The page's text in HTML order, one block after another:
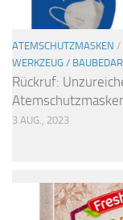
ATEMSCHUTZMASKEN /
WERKZEUG /
Rückruf:
3 AUG., 2023